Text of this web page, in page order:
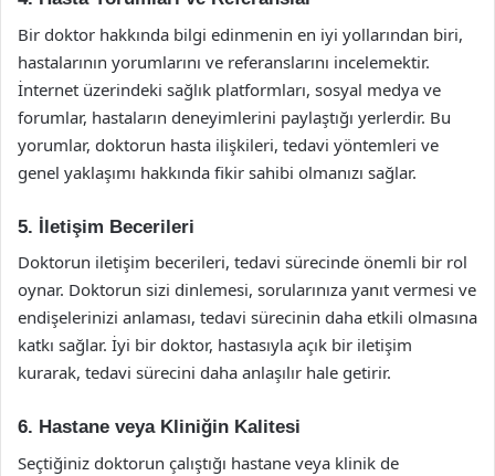
Bir doktor hakkında bilgi edinmenin en iyi yollarından biri,
hastalarının yorumlarını ve referanslarını incelemektir.
İnternet üzerindeki sağlık platformları, sosyal medya ve
forumlar, hastaların deneyimlerini paylaştığı yerlerdir. Bu
yorumlar, doktorun hasta ilişkileri, tedavi yöntemleri ve
genel yaklaşımı hakkında fikir sahibi olmanızı sağlar.
5. İletişim Becerileri
Doktorun iletişim becerileri, tedavi sürecinde önemli bir rol
oynar. Doktorun sizi dinlemesi, sorularınıza yanıt vermesi ve
endişelerinizi anlaması, tedavi sürecinin daha etkili olmasına
katkı sağlar. İyi bir doktor, hastasıyla açık bir iletişim
kurarak, tedavi sürecini daha anlaşılır hale getirir.
6. Hastane veya Kliniğin Kalitesi
Seçtiğiniz doktorun çalıştığı hastane veya klinik de